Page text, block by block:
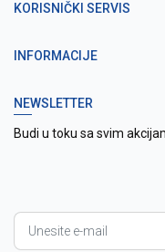
KORISNIČKI SERVIS
INFORMACIJE
NEWSLETTER
Budi u toku sa svim